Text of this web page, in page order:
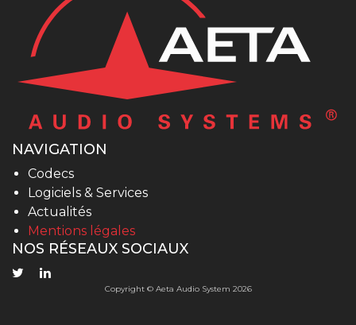
NAVIGATION
Codecs
Logiciels & Services
Actualités
Mentions légales
NOS RÉSEAUX SOCIAUX
Copyright © Aeta Audio System 2026